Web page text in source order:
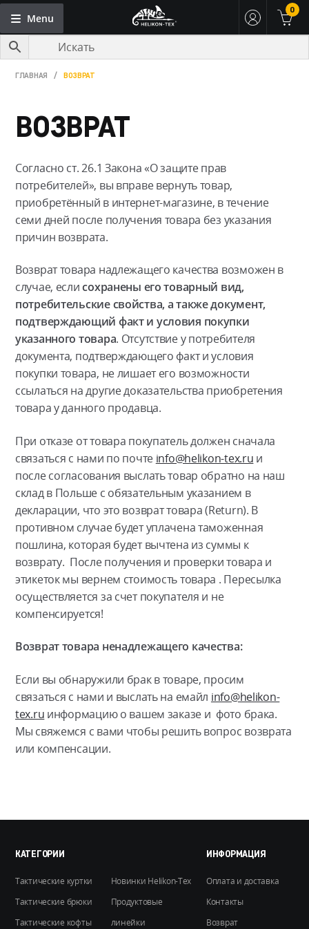
Skip
to
navigation
Skip
to
content
0
Menu
НОВИНКИ HELIKON-TEX
МОЙ АККАУНТ
ТАКТИЧЕСКАЯ ОДЕЖДА HELIKON-TEX
РЮКЗАКИ И СУМКИ
ПРОДУКТОВЫЕ ЛИНЕЙКИ
ВОЗВРАТ
КОНТАКТЫ
ОПЛАТА И ДОСТАВКА
ГЛАВНАЯ / ВОЗВРАТ
ВОЗВРАТ
Согласно ст. 26.1 Закона «О защите прав
потребителей», вы вправе вернуть товар,
приобретённый в интернет-магазине, в течение
семи дней после получения товара без указания
причин возврата.
Возврат товара надлежащего качества возможен в
случае, еслисохранены его товарный вид,
потребительские свойства, а также документ,
подтверждающий факт и условия покупки
указанного товара. Отсутствие у потребителя
документа, подтверждающего факт и условия
покупки товара, не лишает его возможности
ссылаться на другие доказательства приобретения
товара у данного продавца.
При отказе от товара покупатель должен сначала
связаться с нами по почте info@helikon-tex.ru и
после согласования выслать товар обратно на наш
склад в Польше с обязательным указанием в
декларации, что это возврат товара (Return). В
противном случае будет уплачена таможенная
пошлина, которая будет вычтена из суммы к
возврату. После получения и проверки товара и
этикеток мы вернем стоимость товара . Пересылка
осуществляется за счет покупателя и не
компенсируется!
Возврат товара ненадлежащего качества:
Если вы обнаружили брак в товаре, просим
связаться с нами и выслать на емайл info@helikon-
tex.ru информацию о вашем заказе и фото брака.
Мы свяжемся с вами чтобы решить вопрос возврата
или компенсации.
КАТЕГОРИИ
Тактические куртки
Тактические брюки
Тактические кофты
Новинки Helikon-Tex
Продуктовые
линейки
ИНФОРМАЦИЯ
Оплата и доставка
Контакты
Возврат